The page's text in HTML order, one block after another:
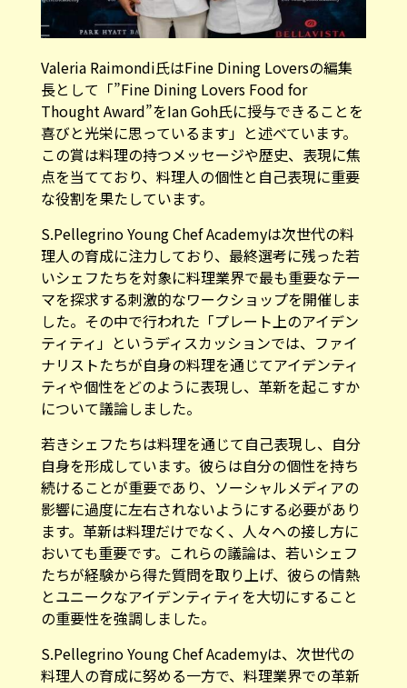
Valeria Raimondi氏はFine Dining Loversの編集
長として「”Fine Dining Lovers Food for
Thought Award”をIan Goh氏に授与できることを
喜びと光栄に思っているます」と述べています。
この賞は料理の持つメッセージや歴史、表現に焦
点を当てており、料理人の個性と自己表現に重要
な役割を果たしています。
S.Pellegrino Young Chef Academyは次世代の料
理人の育成に注力しており、最終選考に残った若
いシェフたちを対象に料理業界で最も重要なテー
マを探求する刺激的なワークショップを開催しま
した。その中で行われた「プレート上のアイデン
ティティ」というディスカッションでは、ファイ
ナリストたちが自身の料理を通じてアイデンティ
ティや個性をどのように表現し、革新を起こすか
について議論しました。
若きシェフたちは料理を通じて自己表現し、自分
自身を形成しています。彼らは自分の個性を持ち
続けることが重要であり、ソーシャルメディアの
影響に過度に左右されないようにする必要があり
ます。革新は料理だけでなく、人々への接し方に
おいても重要です。これらの議論は、若いシェフ
たちが経験から得た質問を取り上げ、彼らの情熱
とユニークなアイデンティティを大切にすること
の重要性を強調しました。
S.Pellegrino Young Chef Academyは、次世代の
料理人の育成に努める一方で、料理業界での革新